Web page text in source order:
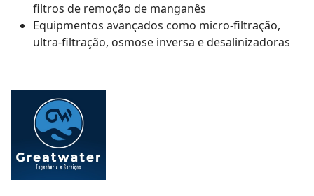
filtros de remoção de manganês
Equipmentos avançados como micro-filtração,
ultra-filtração, osmose inversa e desalinizadoras